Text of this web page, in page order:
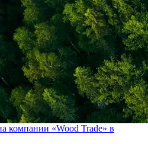
компании «Wood Trade» в